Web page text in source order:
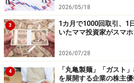
開発に成功するなど、最先端技術
です〕
研究開発型の製造業とし
体質
2026/05/18
3
1カ月で1000回取引、1
いたママ投資家がスマ
2026/07/28
4
「丸亀製麺」「ガスト
を展開する企業の株主